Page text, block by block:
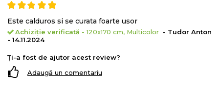
Este calduros si se curata foarte usor
Achiziție verificată -120x170 cm, Multicolor - Tudor Anton
- 14.11.2024
Ți-a fost de ajutor acest review?
Adaugă un comentariu